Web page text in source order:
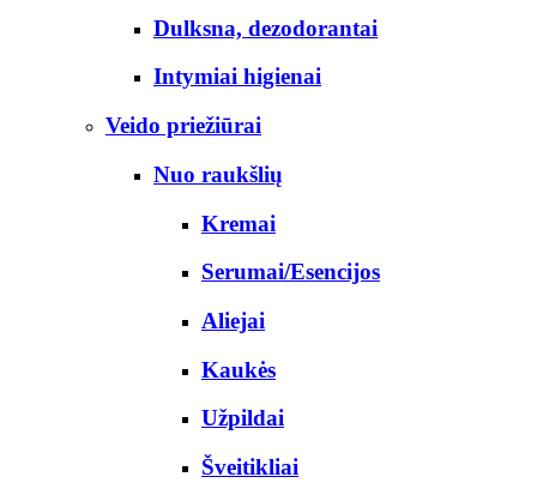
Dulksna, dezodorantai
Intymiai higienai
Veido priežiūrai
Nuo raukšlių
Kremai
Serumai/Esencijos
Aliejai
Kaukės
Užpildai
Šveitikliai